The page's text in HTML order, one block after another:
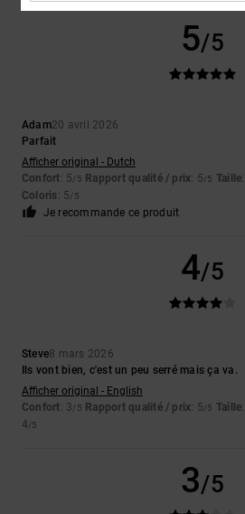
5/5
Adam20 avril 2026
Parfait
Afficher original - Dutch
Confort: 5/5 Rapport qualité / prix: 5/5 Taille
Coloris: 5/5
Je recommande ce produit
4/5
Steve8 mars 2026
Ils vont bien, c'est un peu serré mais ça va.
Afficher original - English
Confort: 3/5 Rapport qualité / prix: 5/5 Taille
4/5
3/5